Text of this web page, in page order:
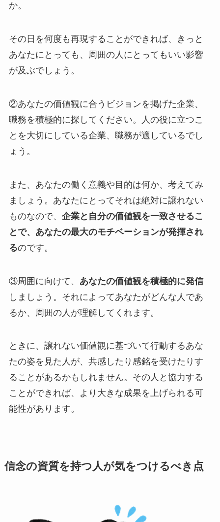
か。
その日を何度も再現することができれば、きっと
あなたにとっても、周囲の人にとってもいい影響
が及ぶでしょう。
②あなたの価値観に合うビジョンを掲げた企業、
職務を積極的に探してください。人の役に立つこ
とを大切にしている企業、職務が適しているでし
ょう。
また、あなたの働く意義や目的は何か、考えてみ
ましょう。あなたにとってそれは絶対に譲れない
ものなので、 企業と自分の価値観を一致させるこ
とで、あなたの最大のモチベーションが発揮され
るのです。
③周囲に向けて、 あなたの価値観を積極的に発信
しましょう。それによってあなたがどんな人であ
るか、周囲の人が理解してくれます。
ときに、譲れない価値観に基づいて行動するあな
たの姿を見た人が、共感したり感銘を受けたりす
ることがあるかもしれません。その人と協力する
ことができれば、より大きな成果を上げられる可
能性があります。
信念の資質を持つ人が気をつけるべき点